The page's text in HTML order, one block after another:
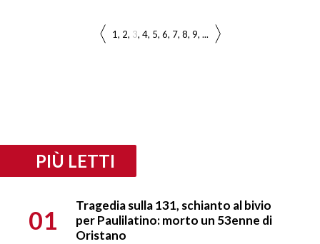
1 2 3 4 5 6 7 8 9 ...
PIÙ LETTI
01
Tragedia sulla 131, schianto al bivio
per Paulilatino: morto un 53enne di
Oristano